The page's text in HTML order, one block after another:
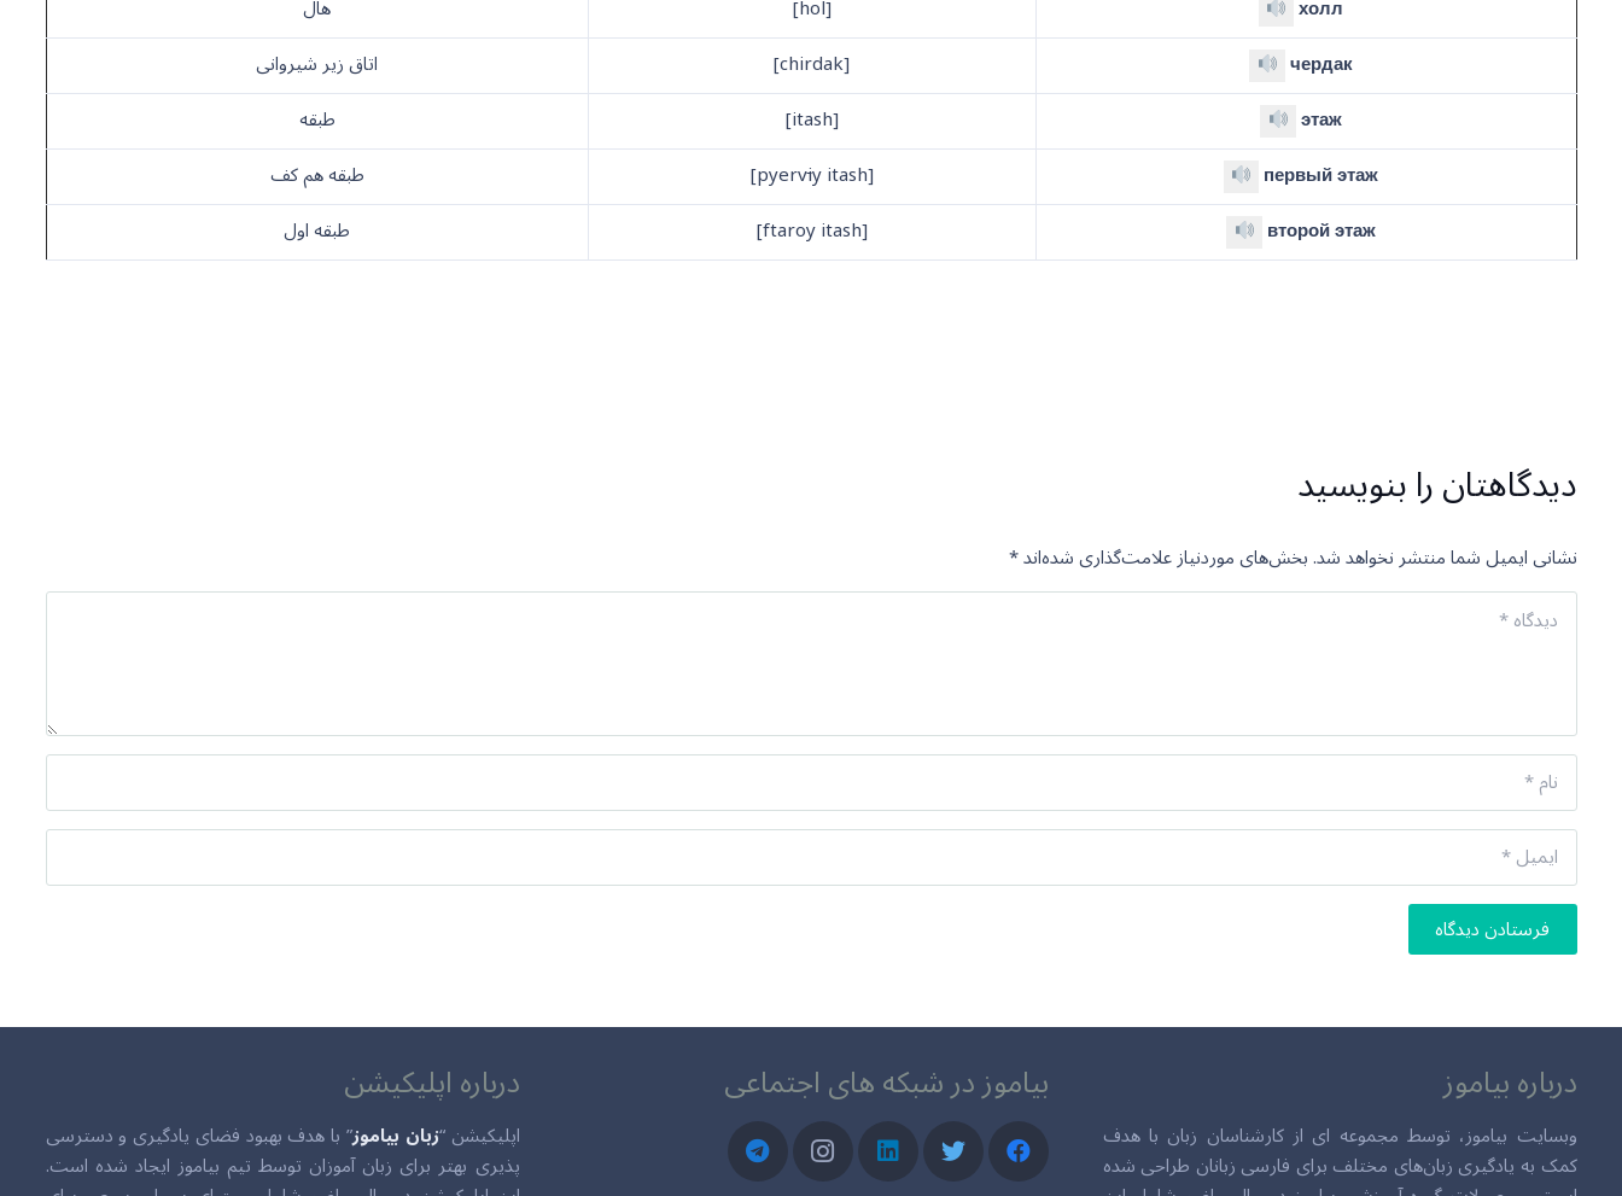
холл
[hol]
هال
чердак
[chirdak]
اتاق زیر شیروانی
этаж
[itash]
طبقه
первый этаж
[pyerv
iy itash]
طبقه هم کف
второй этаж
[ftaroy itash] طبقه اول
دیدگاهتان را بنویسید
نشانی ایمیل شما منتشر نخواهد شد.بخش‌های موردنیاز علامت‌گذاری شده‌اند*
فرستادن دیدگاه
درباره بیاموز
وبسایت بیاموز، توسط مجموعه ای از کارشناسان زبان با هدف
کمک به یادگیری زبان‌های مختلف برای فارسی زبانان طراحی شده
بیاموز در شبکه های اجتماعی درباره اپلیکیشن
اپلیکیشن “زبان بیاموز” با هدف بهبود فضای یادگیری و دسترسی
پذیری بهتر برای زبان آموزان توسط تیم بیاموز ایجاد شده است.